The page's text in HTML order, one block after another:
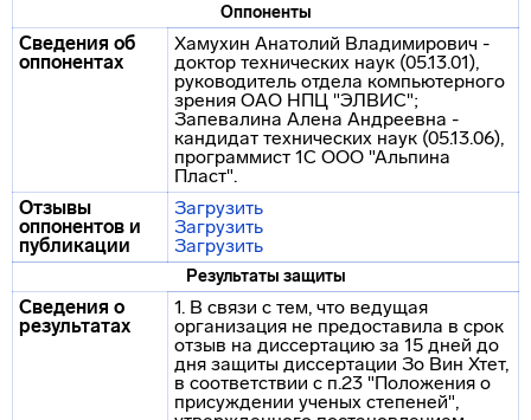
Оппоненты
Сведения об
оппонентах
Хамухин Анатолий Владимирович -
доктор технических наук (05.13.01),
руководитель отдела компьютерного
зрения ОАО НПЦ "ЭЛВИС";
Запевалина Алена Андреевна -
кандидат технических наук (05.13.06),
программист 1С ООО "Альпина
Пласт".
Отзывы
оппонентов и
публикации
Загрузить
Загрузить
Загрузить
Результаты защиты
Сведения о
результатах
1. В связи с тем, что ведущая
организация не предоставила в срок
отзыв на диссертацию за 15 дней до
дня защиты диссертации Зо Вин Хтет,
в соответствии с п.23 "Положения о
присуждении ученых степеней",